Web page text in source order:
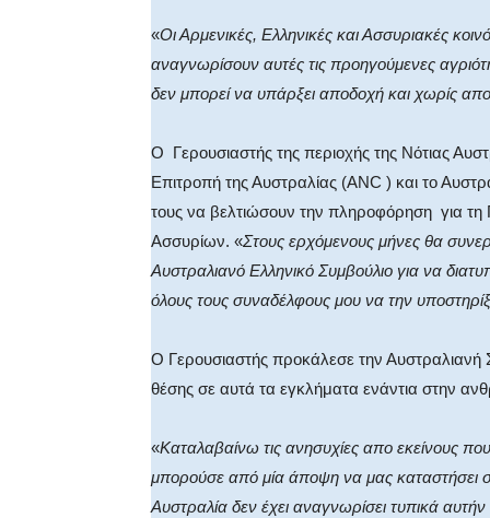
«Οι Αρμενικές, Ελληνικές και Ασσυριακές
αναγνωρίσουν αυτές τις προηγούμενες
δεν μπορεί να υπάρξει αποδοχή και χωρίς
Ο Γερουσιαστής της περιοχής της Νότιας
Επιτροπή της Αυστραλίας (ANC ) και το
τους να βελτιώσουν την πληροφόρηση για
Ασσυρίων. «Στους ερχόμενους μήνες θα
Αυστραλιανό Ελληνικό Συμβούλιο για να
όλους τους συναδέλφους μου να την
Ο Γερουσιαστής προκάλεσε την Αυστραλιανή
θέσης σε αυτά τα εγκλήματα ενάντια στην
«Καταλαβαίνω τις ανησυχίες απο εκείνους
μπορούσε από μία άποψη να μας καταστήσει
Αυστραλία δεν έχει αναγνωρίσει τυπικά